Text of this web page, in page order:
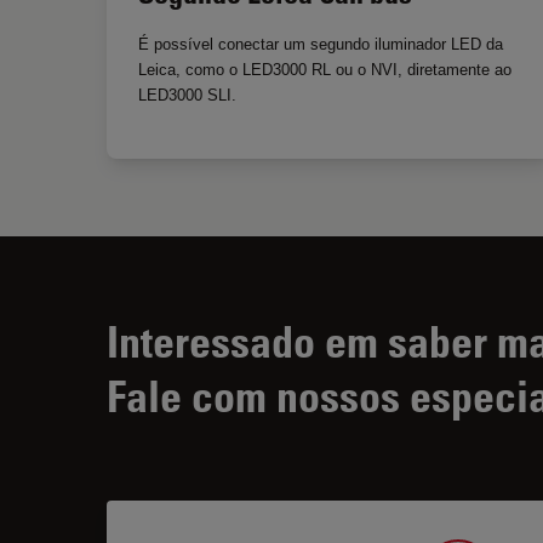
É possível conectar um segundo iluminador LED da
Leica, como o LED3000 RL ou o NVI, diretamente ao
LED3000 SLI.
Interessado em saber
Fale com nossos